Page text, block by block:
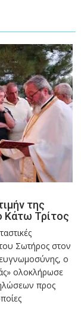
της
Τρίτος
Σωτήρος στον
ο
ολοκλήρωσε
προς